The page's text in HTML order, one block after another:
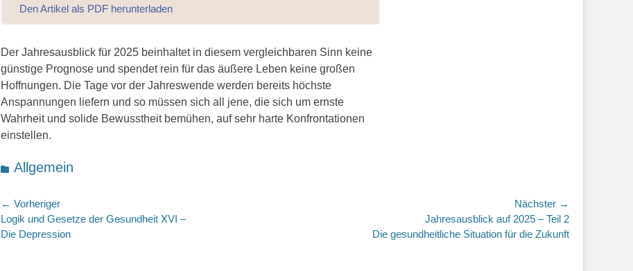
Den Artikel als PDF herunterladen
Der Jahresausblick für 2025 beinhaltet in diesem vergleichbaren Sinn keine
günstige Prognose und spendet rein für das äußere Leben keine großen
Hoffnungen. Die Tage vor der Jahreswende werden bereits höchste
Anspannungen liefern und so müssen sich all jene, die sich um ernste
Wahrheit und solide Bewusstheit bemühen, auf sehr harte Konfrontationen
einstellen.
Kategorien
Allgemein
Beitragsnavigation
← Vorheriger
Vorheriger
Beitrag:
Logik und Gesetze der Gesundheit XVI –
Die Depression
Nächster →
Jahresausblick auf 2025 – Teil 2
Die gesundheitliche Situation für die Zukunft